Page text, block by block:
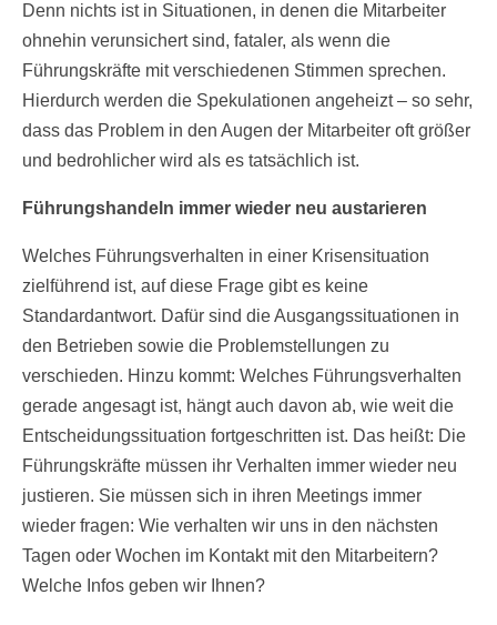
Denn nichts ist in Situationen, in denen die Mitarbeiter
ohnehin verunsichert sind, fataler, als wenn die
Führungskräfte mit verschiedenen Stimmen sprechen.
Hierdurch werden die Spekulationen angeheizt – so sehr,
dass das Problem in den Augen der Mitarbeiter oft größer
und bedrohlicher wird als es tatsächlich ist.
Führungshandeln immer wieder neu austarieren
Welches Führungsverhalten in einer Krisensituation
zielführend ist, auf diese Frage gibt es keine
Standardantwort. Dafür sind die Ausgangssituationen in
den Betrieben sowie die Problemstellungen zu
verschieden. Hinzu kommt: Welches Führungsverhalten
gerade angesagt ist, hängt auch davon ab, wie weit die
Entscheidungssituation fortgeschritten ist. Das heißt: Die
Führungskräfte müssen ihr Verhalten immer wieder neu
justieren. Sie müssen sich in ihren Meetings immer
wieder fragen: Wie verhalten wir uns in den nächsten
Tagen oder Wochen im Kontakt mit den Mitarbeitern?
Welche Infos geben wir Ihnen?